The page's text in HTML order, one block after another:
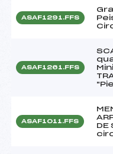
ASAF1291.FFS
ASAF1261.FFS
ASAF1011.FFS
DE